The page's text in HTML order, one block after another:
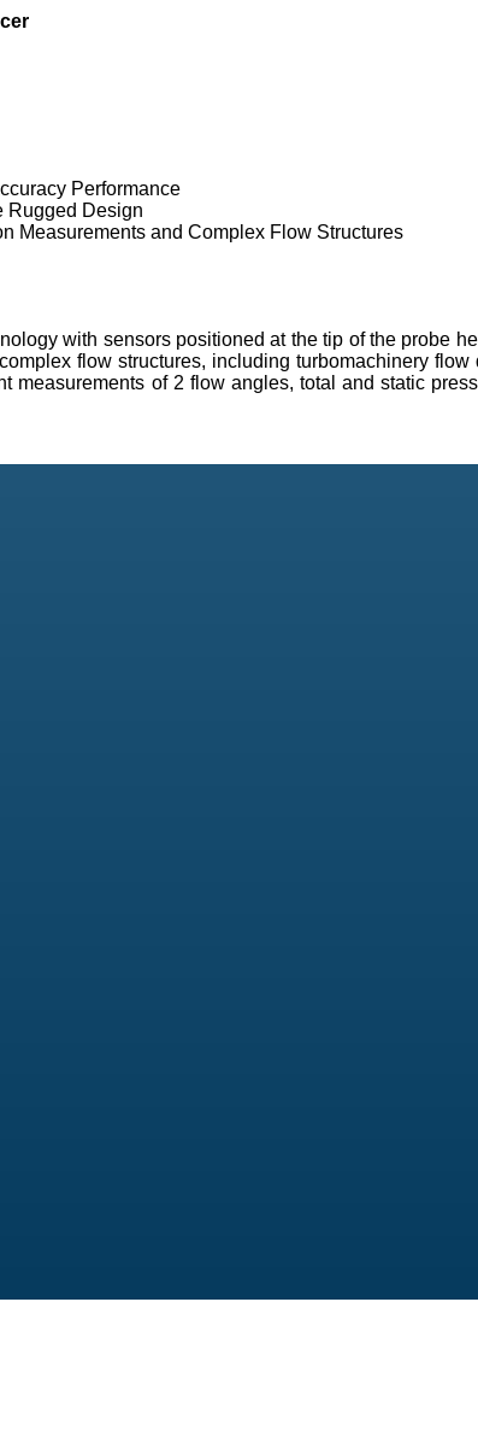
Performance
Rugged Design
Measurements and Complex Flow Structures
with sensors positioned at the tip of the probe
flow structures, including turbomachinery flow
measurements of 2 flow angles, total and static